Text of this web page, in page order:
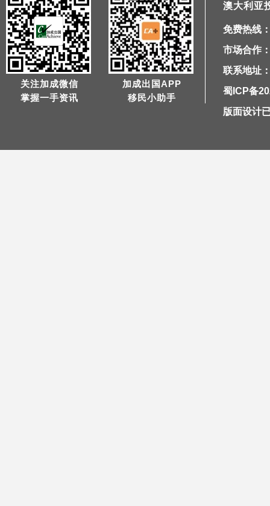
关注加成微信
掌握一手资讯
加成出国APP
移民小助手
澳大利亚
免费热线
市场合作
联系地址
蜀ICP备
版面设计